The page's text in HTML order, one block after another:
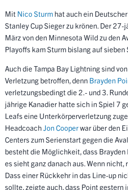
Mit Nico Sturm hat auch ein
Stanley Cup Sieger zu krönen. Der
März von den Minnesota Wild zu den
Playoffs kam Sturm bislang auf sieben
Auch die Tampa Bay Lightning sind
Verletzung betroffen, denn Brayden
verletzungsbedingt die 2.- und 3.
jährige Kanadier hatte sich in Spiel 7
Leafs eine Unterkörperverletzung
Headcoach Jon Cooperwar über den
Centers zum Serienstart gegen die
besteht die Möglichkeit, dass
es sieht ganz danach aus. Wenn nicht,
Dass einer Rückkehr in das Line-up
sollte, zeigte auch, dass Point gestern